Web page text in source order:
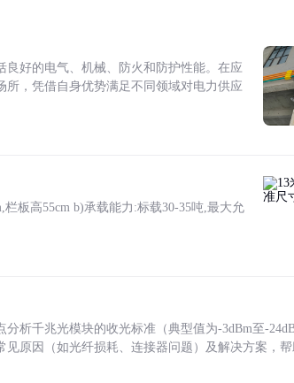
好的电气、机械、防火和防护性能。在应
，凭借自身优势满足不同领域对电力供应
板高55cm b)承载能力:标载30-35吨,最大允
析千兆光模块的收光标准（典型值为-3dBm至-
原因（如光纤损耗、连接器问题）及解决方案，